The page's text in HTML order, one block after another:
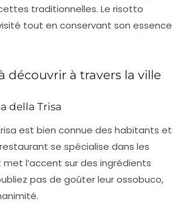
traditionnelles. Le risotto
tout en conservant son essence
découvrir à travers la ville
della Trisa
est bien connue des habitants et
se spécialise dans les
l’accent sur des ingrédients
pas de goûter leurossobuco,